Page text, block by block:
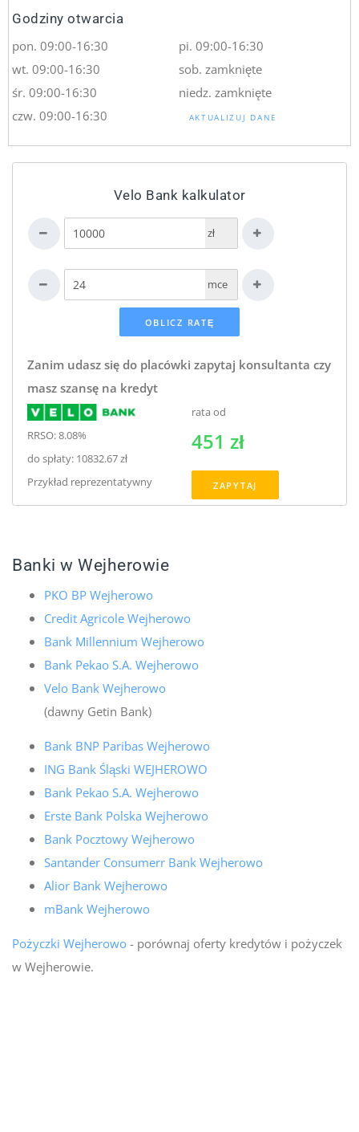
Godziny otwarcia
pon. 09:00-16:30
wt. 09:00-16:30
śr. 09:00-16:30
czw. 09:00-16:30
pi. 09:00-16:30
sob. zamknięte
niedz. zamknięte
AKTUALIZUJ DANE
Velo Bank kalkulator
zł
mce
Zanim udasz się do placówki zapytaj konsultanta czy
masz szansę na kredyt
RRSO: 8.08%
do spłaty: 10832.67 zł
Przykład reprezentatywny
rata od
451 zł
ZAPYTAJ
Banki w Wejherowie
PKO BP Wejherowo
Credit Agricole Wejherowo
Bank Millennium Wejherowo
Bank Pekao S.A. Wejherowo
Velo Bank Wejherowo
(dawny Getin Bank)
Bank BNP Paribas Wejherowo
ING Bank Śląski WEJHEROWO
Bank Pekao S.A. Wejherowo
Erste Bank Polska Wejherowo
Bank Pocztowy Wejherowo
Santander Consumerr Bank Wejherowo
Alior Bank Wejherowo
mBank Wejherowo
Pożyczki Wejherowo- porównaj oferty kredytów i pożyczek
w Wejherowie.